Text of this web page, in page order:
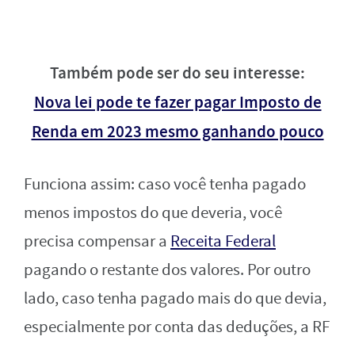
Também pode ser do seu interesse:
Nova lei pode te fazer pagar Imposto de
Renda em 2023 mesmo ganhando pouco
Funciona assim: caso você tenha pagado
menos impostos do que deveria, você
precisa compensar a Receita Federal
pagando o restante dos valores. Por outro
lado, caso tenha pagado mais do que devia,
especialmente por conta das deduções, a RF